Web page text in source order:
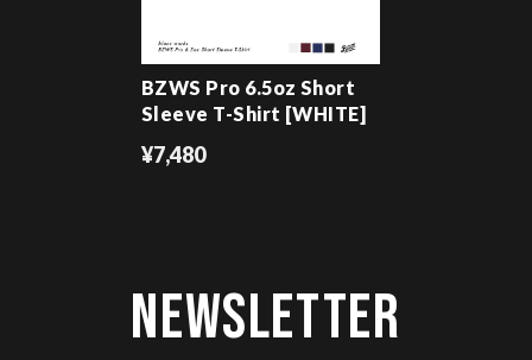
BZWS Pro 6.5oz Short
Sleeve T-Shirt [WHITE]
¥7,480
Newsletter